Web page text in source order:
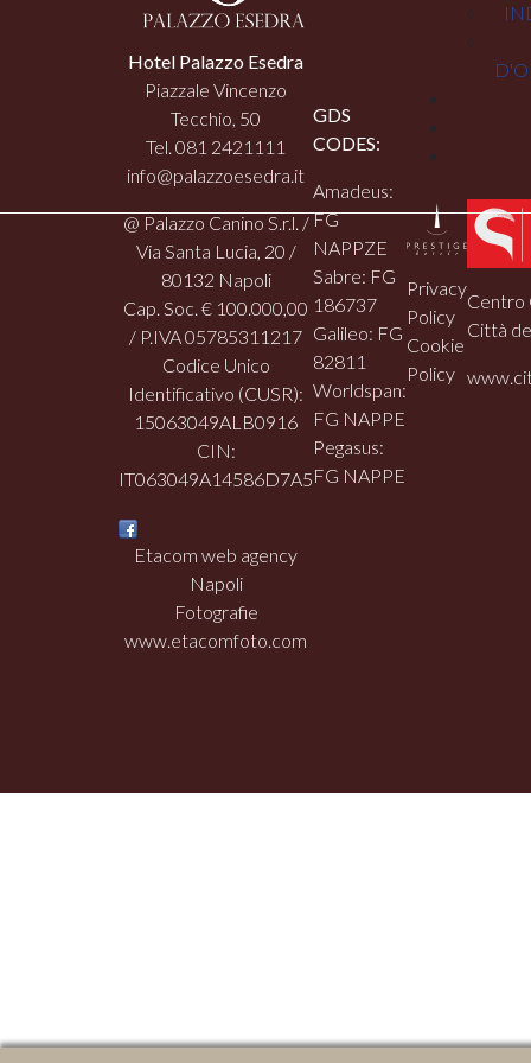
Hotel Palazzo Esedra
Piazzale Vincenzo
Tecchio, 50
Tel. 081 2421111
info@palazzoesedra.it
@ Palazzo Canino S.r.l. /
Via Santa Lucia, 20 /
80132 Napoli
Cap. Soc. € 100.000,00
/ P.IVA 05785311217
Codice Unico
Identificativo (CUSR):
15063049ALB0916
CIN:
IT063049A14586D7A5
Etacom web agency
Napoli
Fotografie
www.etacomfoto.com
GDS
CODES:
Amadeus:
FG
NAPPZE
Sabre: FG
186737
Galileo: FG
82811
Worldspan:
FG NAPPE
Pegasus:
FG NAPPE
Privacy
Policy
Cookie
Policy
Centro
Città